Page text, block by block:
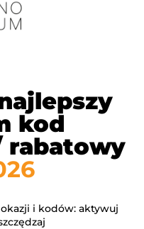
kod
rabatowy
i kodów: aktywuj